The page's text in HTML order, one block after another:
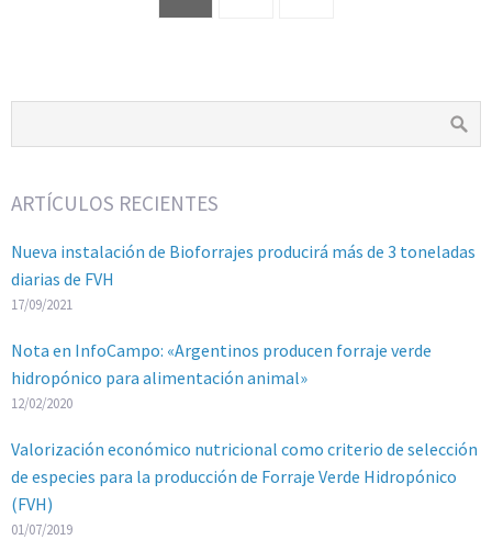
ARTÍCULOS RECIENTES
Nueva instalación de Bioforrajes producirá más de 3 toneladas
diarias de FVH
17/09/2021
Nota en InfoCampo: «Argentinos producen forraje verde
hidropónico para alimentación animal»
12/02/2020
Valorización económico nutricional como criterio de selección
de especies para la producción de Forraje Verde Hidropónico
(FVH)
01/07/2019